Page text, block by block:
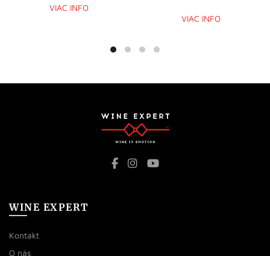
VIAC INFO
VIAC INFO
WINE EXPERT
Kontakt
O nás